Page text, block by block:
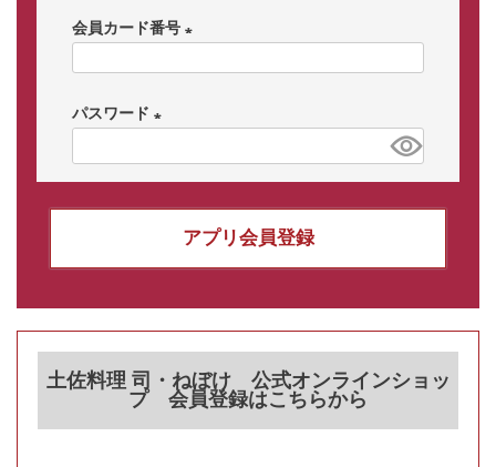
会員カード番号
パスワード
必
須
アプリ会員登録
土佐料理 司・ねぼけ 公式オンラインショッ
プ 会員登録はこちらから